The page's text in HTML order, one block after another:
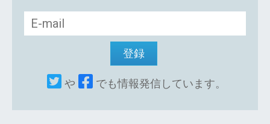
や でも情報発信しています。